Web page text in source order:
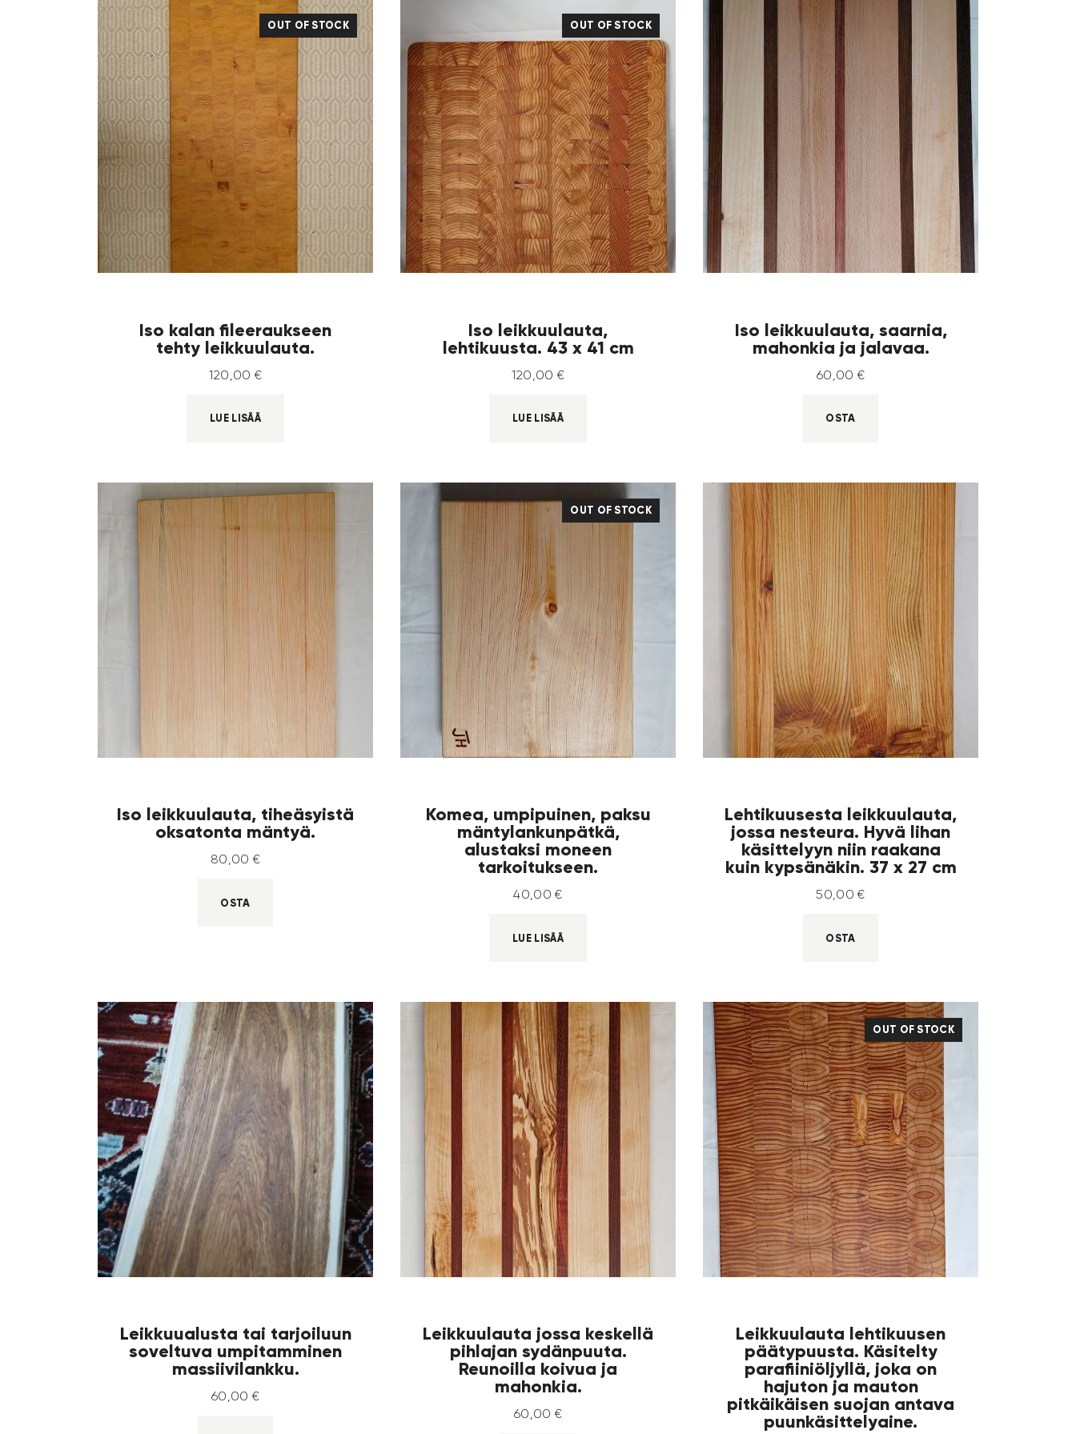
OUT OF STOCK
Iso kalan fileeraukseen
tehty leikkuulauta.
120 00 €
LUE LISÄÄ
OUT OF STOCK
Iso leikkuulauta,
lehtikuusta. 43 x 41 cm
120 00 €
LUE LISÄÄ
Iso leikkuulauta, saarnia,
mahonkia ja jalavaa.
60 00 €
OSTA
Iso leikkuulauta, tiheäsyistä
oksatonta mäntyä.
80,00 €
OSTA
OUT OF STOCK
Komea, umpipuinen, paksu
mäntylankunpätkä,
alustaksi moneen
tarkoitukseen.
40,00 €
LUE LISÄÄ
Lehtikuusesta leikkuulauta,
jossa nesteura. Hyvä lihan
käsittelyyn niin raakana
kuin kypsänäkin. 37 x 27 cm
50,00 €
OSTA
Leikkuualusta tai tarjoiluun
soveltuva umpitamminen
massiivilankku.
60,00 €
Leikkuulauta jossa keskellä
pihlajan sydänpuuta.
Reunoilla koivua ja
mahonkia.
60,00 €
OUT OF STOCK
Leikkuulauta lehtikuusen
päätypuusta. Käsitelty
parafiiniöljyllä, joka on
hajuton ja mauton
pitkäikäisen suojan antava
puunkäsittelyaine.